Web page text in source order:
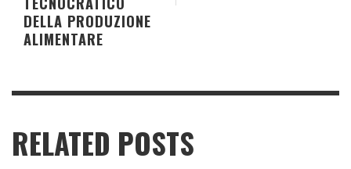
DELLA PRODUZIONE
ALIMENTARE
RELATED POSTS